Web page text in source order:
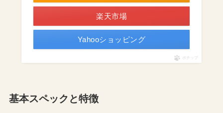
楽天市場
Yahooショッピング
ポチップ
基本スペックと特徴